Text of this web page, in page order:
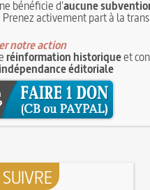
bénéficie d'aucune
Prenez activement part à la
notre action
réinformation historiqueet
indépendance éditoriale